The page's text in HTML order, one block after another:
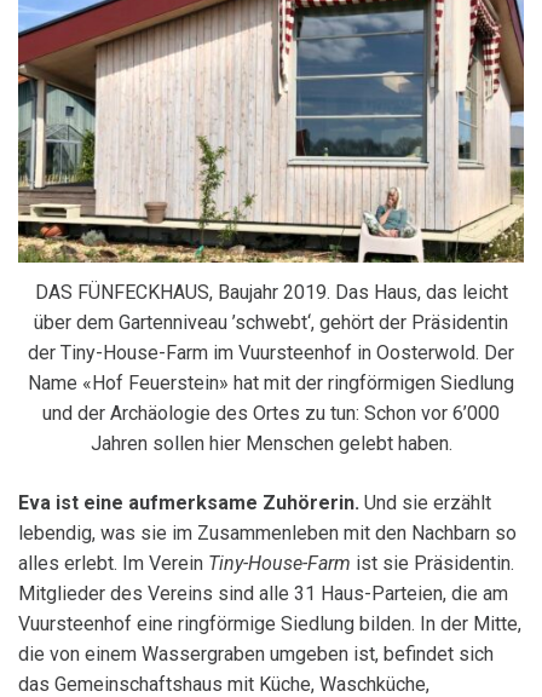
DAS FÜNFECKHAUS, Baujahr 2019. Das Haus, das leicht
über dem Gartenniveau ’schwebt‘, gehört der Präsidentin
der Tiny-House-Farm im Vuursteenhof in Oosterwold. Der
Name «Hof Feuerstein» hat mit der ringförmigen Siedlung
und der Archäologie des Ortes zu tun: Schon vor 6’000
Jahren sollen hier Menschen gelebt haben.
Eva ist eine aufmerksame Zuhörerin. Und sie erzählt
lebendig, was sie im Zusammenleben mit den Nachbarn so
alles erlebt. Im Verein Tiny-House-Farm ist sie Präsidentin.
Mitglieder des Vereins sind alle 31 Haus-Parteien, die am
Vuursteenhof eine ringförmige Siedlung bilden. In der Mitte,
die von einem Wassergraben umgeben ist, befindet sich
das Gemeinschaftshaus mit Küche, Waschküche,